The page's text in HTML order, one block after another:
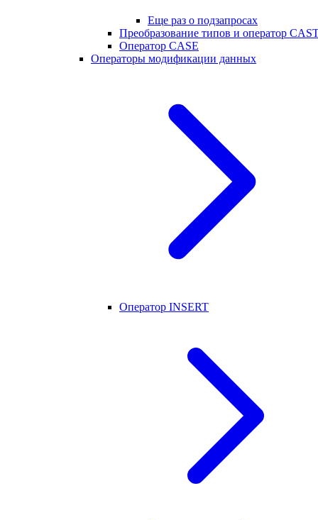
Еще раз о подзапросах
Преобразование типов и оператор
Оператор CASE
Операторы модификации данных
Оператор INSERT